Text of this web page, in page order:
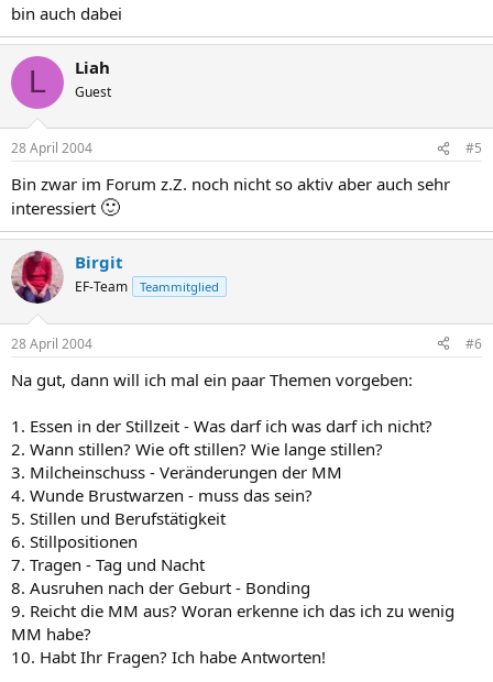
bin auch dabei
L Liah
Guest
28 April 2004 #5
Bin zwar im Forum z.Z. noch nicht so aktiv aber auch sehr
interessiert 🙂
Birgit
EF-Team Teammitglied
28 April 2004 #6
Na gut, dann will ich mal ein paar Themen vorgeben:
1. Essen in der Stillzeit - Was darf ich was darf ich nicht?
2. Wann stillen? Wie oft stillen? Wie lange stillen?
3. Milcheinschuss - Veränderungen der MM
4. Wunde Brustwarzen - muss das sein?
5. Stillen und Berufstätigkeit
6. Stillpositionen
7. Tragen - Tag und Nacht
8. Ausruhen nach der Geburt - Bonding
9. Reicht die MM aus? Woran erkenne ich das ich zu wenig
MM habe?
10. Habt Ihr Fragen? Ich habe Antworten!